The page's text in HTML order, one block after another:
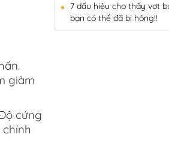
giảm
cứng
7 dấu hiệu cho thấy vợt
bạn có thể đã bị hỏng!!